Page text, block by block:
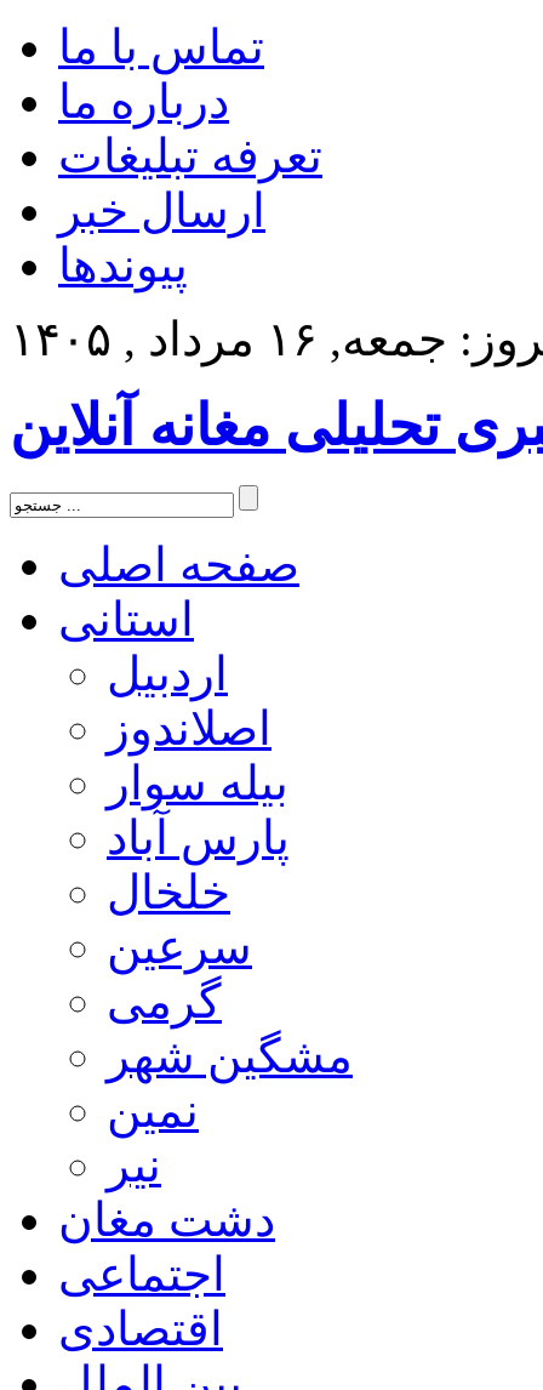
تماس با ما
درباره ما
تعرفه تبلیغات
ارسال خبر
پیوندها
جمعه, ۱۶ مرداد , ۱۴۰۵
تحلیلی مغانه آنلاین
صفحه اصلی
استانی
اردبیل
اصلاندوز
بیله سوار
پارس آباد
خلخال
سرعین
گرمی
مشگین شهر
نمین
نیر
دشت مغان
اجتماعی
اقتصادی